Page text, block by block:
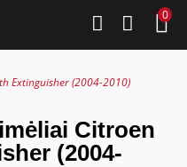
0
Extinguisher (2004-2010)
Citroen
(2004-